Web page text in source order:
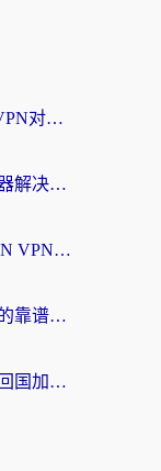
Malus VPN好用吗？和极闪回国VPN对比哪个回国效果更好？海外党亲测3款加速器+避坑指南
海外党必看：如何通过试用加速器解决国内APP地区限制？附2026最新对比测评
雷神手游VPN好用吗？和SpeedCN VPN对比哪个回国效果更好？海外党亲测3款加速器+避坑指南
海外党别踩坑：免费回国节点真的靠谱吗？教你选对加速器无缝访问国内资源
海外党别再踩坑免费代理！2026回国加速器全攻略：从选线到避坑，无缝访问国内资源